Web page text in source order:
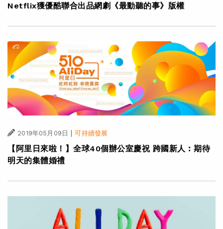
Netflix獲優酷聯合出品網劇《最動聽的事》版權
2019年05月09日 | 可持續發展
【阿里日來啦！】全球40個辦公室慶祝 跨國新人︰期待
明天的集體婚禮